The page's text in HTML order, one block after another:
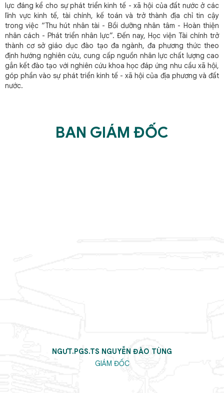
lực đáng kể cho sự phát triển kinh tế - xã hội của đất nước ở các
lĩnh vực kinh tế, tài chính, kế toán và trở thành địa chỉ tin cậy
trong việc “Thu hút nhân tài - Bồi dưỡng nhân tâm - Hoàn thiện
nhân cách - Phát triển nhân lực”. Đến nay, Học viện Tài chính trở
thành cơ sở giáo dục đào tạo đa ngành, đa phương thức theo
định hướng nghiên cứu, cung cấp nguồn nhân lực chất lượng cao
gắn kết đào tạo với nghiên cứu khoa học đáp ứng nhu cầu xã hội,
góp phần vào sự phát triển kinh tế - xã hội của địa phương và đất
nước.
BAN GIÁM ĐỐC
NGƯT.PGS.TS NGUYỄN ĐÀO TÙNG
GIÁM ĐỐC